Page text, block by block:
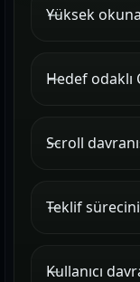
Yüksek
Hedef odaklı
Scroll
Teklif
Kullanıcı